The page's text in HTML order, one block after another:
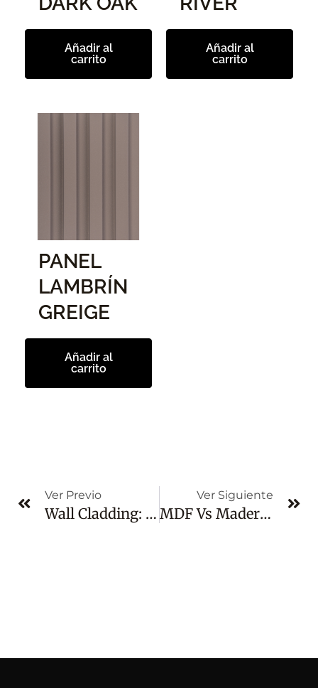
Añadir al
carrito
Añadir al
carrito
PANEL
LAMBRÍN
GREIGE
Añadir al
carrito
Ver Previo
Wall Cladding: Qué Es, Ventajas Y Usos
Ver Siguiente
MDF Vs Madera: Diferencias, Ventajas Y Usos